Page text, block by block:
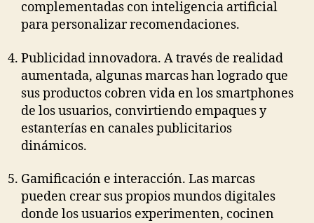
complementadas con inteligencia artificial
para personalizar recomendaciones.
Publicidad innovadora. A través de realidad
aumentada, algunas marcas han logrado que
sus productos cobren vida en los smartphones
de los usuarios, convirtiendo empaques y
estanterías en canales publicitarios
dinámicos.
Gamificación e interacción. Las marcas
pueden crear sus propios mundos digitales
donde los usuarios experimenten, cocinen